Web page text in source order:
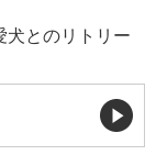
とのリトリー